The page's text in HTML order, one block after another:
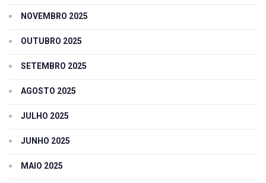
NOVEMBRO 2025
OUTUBRO 2025
SETEMBRO 2025
AGOSTO 2025
JULHO 2025
JUNHO 2025
MAIO 2025